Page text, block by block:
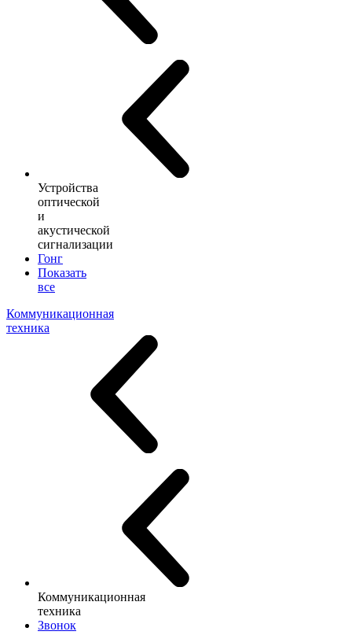
Устройства
оптической
и
акустической
сигнализации
Гонг
Показать
все
Коммуникационная
техника
Коммуникационная
техника
Звонок